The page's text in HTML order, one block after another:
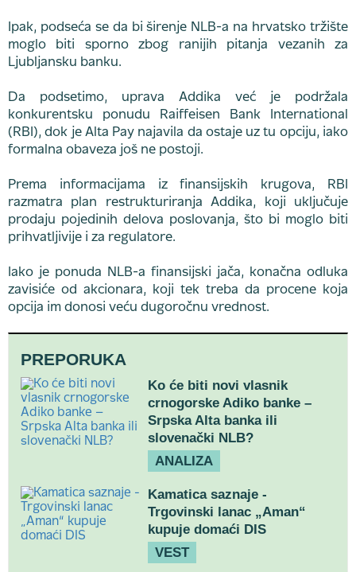
Ipak, podseća se da bi širenje NLB-a na hrvatsko tržište
moglo biti sporno zbog ranijih pitanja vezanih za
Ljubljansku banku.
Da podsetimo, uprava Addika već je podržala
konkurentsku ponudu Raiffeisen Bank International
(RBI), dok je Alta Pay najavila da ostaje uz tu opciju, iako
formalna obaveza još ne postoji.
Prema informacijama iz finansijskih krugova, RBI
razmatra plan restrukturiranja Addika, koji uključuje
prodaju pojedinih delova poslovanja, što bi moglo biti
prihvatljivije i za regulatore.
Iako je ponuda NLB-a finansijski jača, konačna odluka
zavisiće od akcionara, koji tek treba da procene koja
opcija im donosi veću dugoročnu vrednost.
PREPORUKA
Ko će biti novi vlasnik
crnogorske Adiko banke –
Srpska Alta banka ili
slovenački NLB?
ANALIZA
Kamatica saznaje -
Trgovinski lanac „Aman“
kupuje domaći DIS
VEST